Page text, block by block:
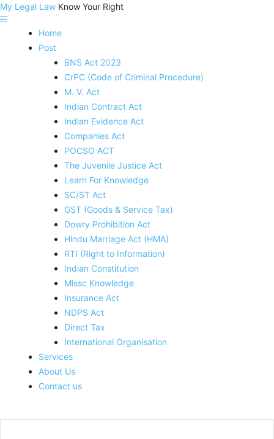
My Legal Law Know Your Right
Home
Post
BNS Act 2023
CrPC (Code of Criminal Procedure)
M. V. Act
Indian Contract Act
Indian Evidence Act
Companies Act
POCSO ACT
The Juvenile Justice Act
Learn For Knowledge
SC/ST Act
GST (Goods & Service Tax)
Dowry Prohibition Act
Hindu Marriage Act (HMA)
RTI (Right to Information)
Indian Constitution
Missc Knowledge
Insurance Act
NDPS Act
Direct Tax
International Organisation
Services
About Us
Contact us